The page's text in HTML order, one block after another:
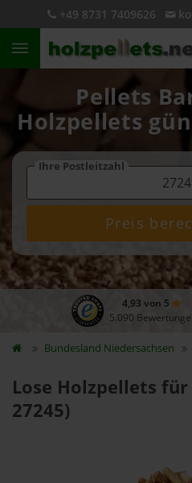
+49 8731 7409626
Pellets
Holzpellets
Ihre Postleitzahl
Preis
4,93 von 5
5.090
Bundesland Niedersachsen
Lose Holzpellets für
27245)